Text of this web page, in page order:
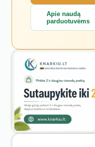
Apie naudą
parduotuvėms